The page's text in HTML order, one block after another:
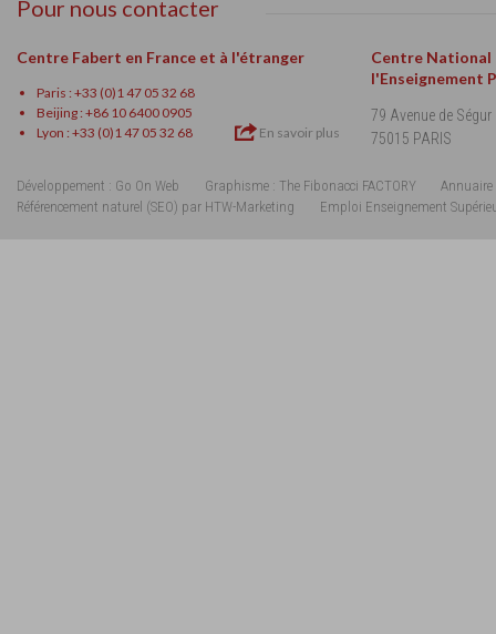
Pour nous contacter
Centre Fabert en France et à l'étranger
Paris : +33 (0)1 47 05 32 68
Beijing : +86 10 6400 0905
Lyon : +33 (0)1 47 05 32 68
En savoir plus
Centre National
l'Enseignement
79 Avenue de Ségur
75015 PARIS
Développement : Go On Web Graphisme : The Fibonacci FACTORY
Annuaire
Référencement naturel (SEO) par HTW-Marketing
Emploi Enseignement